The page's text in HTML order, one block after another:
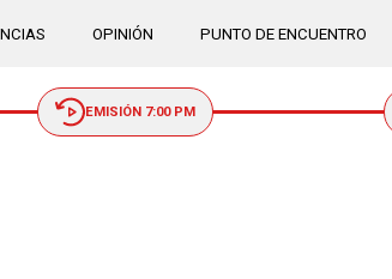
OPINIÓN PUNTO DE ENCUENTRO
EMISIÓN 7:00 PM